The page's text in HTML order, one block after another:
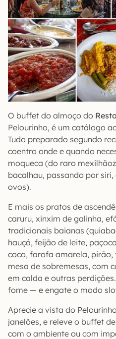
O buffet do almoço do
Pelourinho, é um catálogo
Tudo preparado segundo
coentro onde e quando
moqueca (do raro
bacalhau, passando por
ovos).
E mais os pratos de
caruru, xinxim de galinha,
tradicionais baianas
hauçá, feijão de leite,
coco, farofa amarela,
mesa de sobremesas, com
em calda e outras
fome — e engate o modo
Aprecie a vista do
janelões, e releve o buffet
com o ambiente ou com